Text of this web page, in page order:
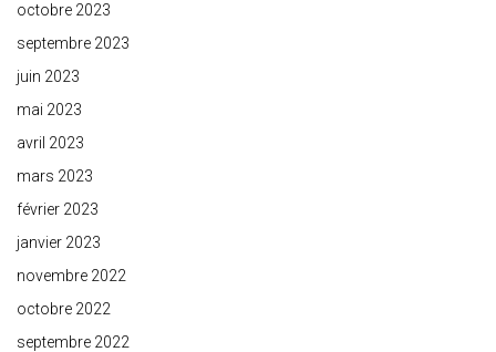
octobre 2023
septembre 2023
juin 2023
mai 2023
avril 2023
mars 2023
février 2023
janvier 2023
novembre 2022
octobre 2022
septembre 2022